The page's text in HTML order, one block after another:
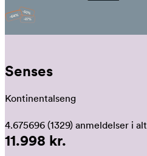
Senses
Kontinentalseng
4.675696 (1329) anmeldelser i alt
11.998 kr.